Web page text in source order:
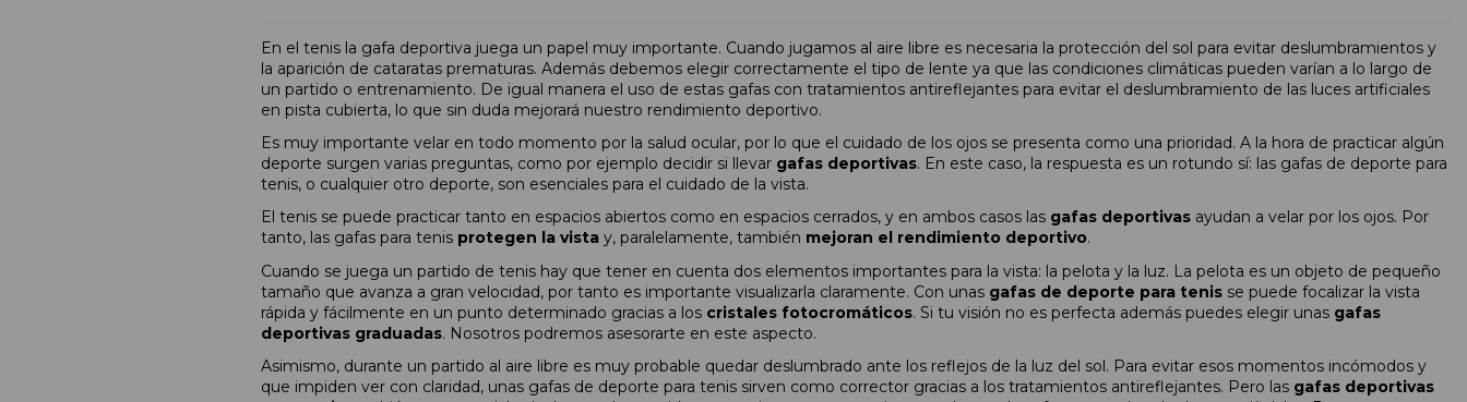
En el tenis la gafa deportiva juega un papel muy importante. Cuando jugamos al aire libre es necesaria la protección del sol para evitar deslumbramientos y
la aparición de cataratas prematuras. Además debemos elegir correctamente el tipo de lente ya que las condiciones climáticas pueden varían a lo largo de
un partido o entrenamiento. De igual manera el uso de estas gafas con tratamientos antireflejantes para evitar el deslumbramiento de las luces artificiales
en pista cubierta, lo que sin duda mejorará nuestro rendimiento deportivo.
Es muy importante velar en todo momento por la salud ocular, por lo que el cuidado de los ojos se presenta como una prioridad. A la hora de practicar algún
deporte surgen varias preguntas, como por ejemplo decidir si llevar gafas deportivas. En este caso, la respuesta es un rotundo sí: las gafas de deporte para
tenis, o cualquier otro deporte, son esenciales para el cuidado de la vista.
El tenis se puede practicar tanto en espacios abiertos como en espacios cerrados, y en ambos casos las gafas deportivas ayudan a velar por los ojos. Por
tanto, las gafas para tenis protegen la vista y, paralelamente, también mejoran el rendimiento deportivo.
Cuando se juega un partido de tenis hay que tener en cuenta dos elementos importantes para la vista: la pelota y la luz. La pelota es un objeto de pequeño
tamaño que avanza a gran velocidad, por tanto es importante visualizarla claramente. Con unas gafas de deporte para tenis se puede focalizar la vista
rápida y fácilmente en un punto determinado gracias a los cristales fotocromáticos. Si tu visión no es perfecta además puedes elegir unas gafas
deportivas graduadas. Nosotros podremos asesorarte en este aspecto.
Asimismo, durante un partido al aire libre es muy probable quedar deslumbrado ante los reflejos de la luz del sol. Para evitar esos momentos incómodos y
que impiden ver con claridad, unas gafas de deporte para tenis sirven como corrector gracias a los tratamientos antireflejantes. Pero las gafas deportivas